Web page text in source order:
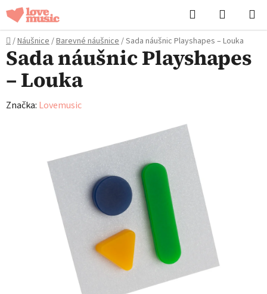
Přejít
na
obsah
Hledat
KOŠÍK
Domů
/Náušnice/Barevné náušnice/Sada náušnic Playshapes – Louka
Sada náušnic Playshapes
– Louka
Značka: Lovemusic